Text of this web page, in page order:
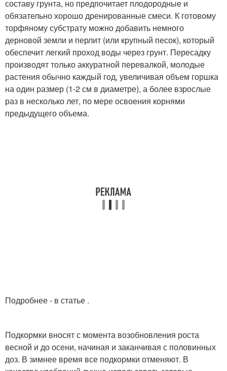
составу грунта, но предпочитает плодородные и
обязательно хорошо дренированные смеси. К готовому
торфяному субстрату можно добавить немного
дерновой земли и перлит (или крупный песок), который
обеспечит легкий проход воды через грунт. Пересадку
производят только аккуратной перевалкой, молодые
растения обычно каждый год, увеличивая объем горшка
на один размер (1-2 см в диаметре), а более взрослые
раз в несколько лет, по мере освоения корнями
предыдущего объема.
Подробнее - в статье .
Подкормки вносят с момента возобновления роста
весной и до осени, начиная и заканчивая с половинных
доз. В зимнее время все подкормки отменяют. В